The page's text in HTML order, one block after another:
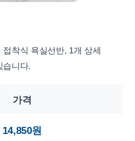
접착식 욕실선반, 1개 상세
습니다.
가격
14,850원